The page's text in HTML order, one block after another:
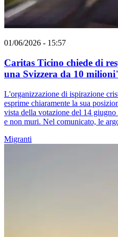
01/06/2026 - 15:57
Caritas Ticino chiede di
una Svizzera da 10
L'organizzazione di ispirazione
esprime chiaramente la sua
vista della votazione del 14
e non muri. Nel comunicato, le
Migranti